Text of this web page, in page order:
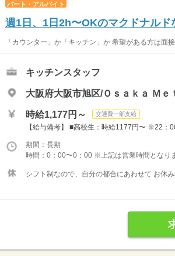
パート・アルバイト
週1日、1日2h〜OKのマクドナルド
「カウンター」か「キッチン」か 希望がある方は
キッチンスタッフ
大阪府大阪市旭区/Ｏｓａｋａ Ｍｅ
時給1,177円～ 交通費一部支給
【給与備考】 ■高校生：時給1177円〜 ※22
期間：長期
時間：0：00〜0：00 ※上記は営業時間とな
シフト制なので、自分の都合にあわせて お休